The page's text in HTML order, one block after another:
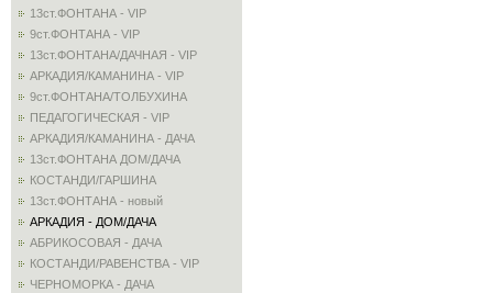
13ст.ФОНТАНА - VIP
9ст.ФОНТАНА - VIP
13ст.ФОНТАНА/ДАЧНАЯ - VIP
АРКАДИЯ/КАМАНИНА - VIP
9ст.ФОНТАНА/ТОЛБУХИНА
ПЕДАГОГИЧЕСКАЯ - VIP
АРКАДИЯ/КАМАНИНА - ДАЧА
13ст.ФОНТАНА ДОМ/ДАЧА
КОСТАНДИ/ГАРШИНА
13ст.ФОНТАНА - новый
АРКАДИЯ - ДОМ/ДАЧА
АБРИКОСОВАЯ - ДАЧА
КОСТАНДИ/РАВЕНСТВА - VIP
ЧЕРНОМОРКА - ДАЧА